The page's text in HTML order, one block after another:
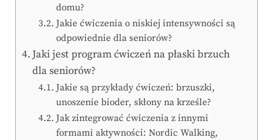
domu?
Jakie ćwiczenia o niskiej intensywności są
odpowiednie dla seniorów?
Jaki jest program ćwiczeń na płaski brzuch
dla seniorów?
Jakie są przykłady ćwiczeń: brzuszki,
unoszenie bioder, skłony na krześle?
Jak zintegrować ćwiczenia z innymi
formami aktywności: Nordic Walking,